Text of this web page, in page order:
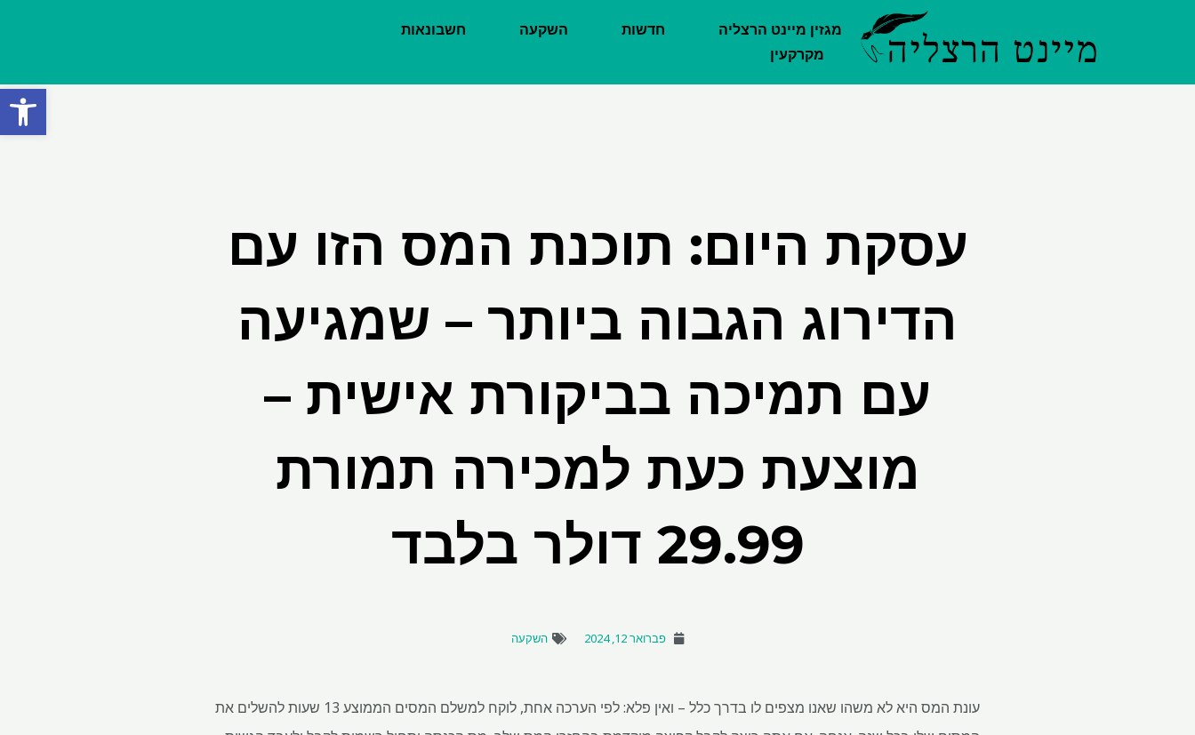
פתח
מגזין מיינט הרצליה חדשות השקעה
חשבונאות
מקרקעין
עסקת היום: תוכנת המס הזו עם
הדירוג הגבוה ביותר – שמגיעה
עם תמיכה בביקורת אישית –
מוצעת כעת למכירה תמורת
29.99 דולר בלבד
פברואר 12, 2024 השקעה
עונת המס היא לא משהו שאנו מצפים לו בדרך כלל – ואין פלא: לפי הערכה אחת, לוקח למשלם המסים הממוצע 13 שעות להשלים את